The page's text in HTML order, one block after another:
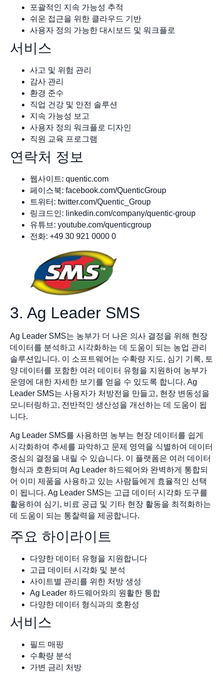
포괄적인 지속 가능성 추적
쉬운 접근을 위한 클라우드 기반
사용자 정의 가능한 대시보드 및 워크플로
서비스
사고 및 위험 관리
감사 관리
환경 준수
직업 건강 및 안전 솔루션
지속 가능성 보고
사용자 정의 워크플로 디자인
직원 교육 프로그램
연락처 정보
웹사이트: quentic.com
페이스북: facebook.com/QuenticGroup
트위터: twitter.com/Quentic_Group
링크드인: linkedin.com/company/quentic-group
유튜브: youtube.com/quenticgroup
전화: +49 30 921 0000 0
3. Ag Leader SMS
Ag Leader SMS는 농부가 더 나은 의사 결정을 위해 현장
데이터를 분석하고 시각화하는 데 도움이 되는 농업 관리
솔루션입니다. 이 소프트웨어는 수확량 지도, 심기 기록, 토
양 데이터를 포함한 여러 데이터 유형을 지원하여 농부가
운영에 대한 자세한 보기를 얻을 수 있도록 합니다. Ag
Leader SMS는 사용자가 처방전을 만들고, 현장 변동성을
모니터링하고, 전반적인 생산성을 개선하는 데 도움이 됩
니다.
Ag Leader SMS를 사용하면 농부는 현장 데이터를 쉽게
시각화하여 추세를 파악하고 문제 영역을 식별하여 데이터
중심의 결정을 내릴 수 있습니다. 이 플랫폼은 여러 데이터
형식과 호환되며 Ag Leader 하드웨어와 완벽하게 통합되
어 이미 제품을 사용하고 있는 사람들에게 효율적인 선택
이 됩니다. Ag Leader SMS는 고급 데이터 시각화 도구를
활용하여 심기, 비료 공급 및 기타 현장 활동을 최적화하는
데 도움이 되는 통찰력을 제공합니다.
주요 하이라이트
다양한 데이터 유형을 지원합니다
고급 데이터 시각화 및 분석
사이트별 관리를 위한 처방 생성
Ag Leader 하드웨어와의 원활한 통합
다양한 데이터 형식과의 호환성
서비스
필드 매핑
수확량 분석
가변 금리 처방